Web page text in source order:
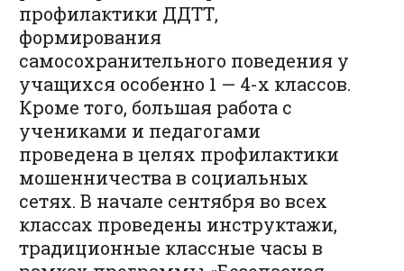
профилактики ДДТТ,
формирования
самосохранительного поведения у
учащихся особенно 1 — 4-х классов.
Кроме того, большая работа с
учениками и педагогами
проведена в целях профилактики
мошенничества в социальных
сетях. В начале сентября во всех
классах проведены инструктажи,
традиционные классные часы в